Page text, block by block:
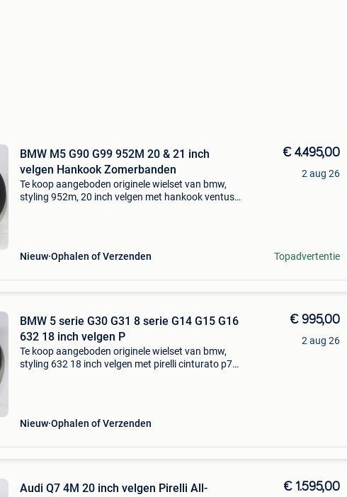
BMW M5 G90 G99 952M 20 & 21 inch
velgen Hankook Zomerbanden
Te koop aangeboden originele wielset van bmw,
styling 952m, 20 inch velgen met hankook ventus
Nieuw Ophalen of Verzenden
€ 4.495,00
2 aug 26
Topadvertentie
BMW 5 serie G30 G31 8 serie G14 G15 G16
632 18 inch velgen P
Te koop aangeboden originele wielset van bmw,
styling 632 18 inch velgen met pirelli cinturato p7
Nieuw Ophalen of Verzenden
€ 995,00
2 aug 26
Audi Q7 4M 20 inch velgen Pirelli All-
€ 1.595,00